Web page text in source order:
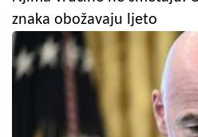
znaka obožavaju ljeto